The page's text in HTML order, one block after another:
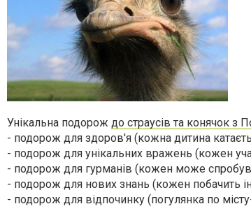
Унікальна подорож до страусів та конячок з
- подорож для здоров'я (кожна дитина
- подорож для унікальних вражень (кожен
- подорож для гурманів (кожен може
- подорож для нових знань (кожен побачить
- подорож для відпочинку (погулянка по